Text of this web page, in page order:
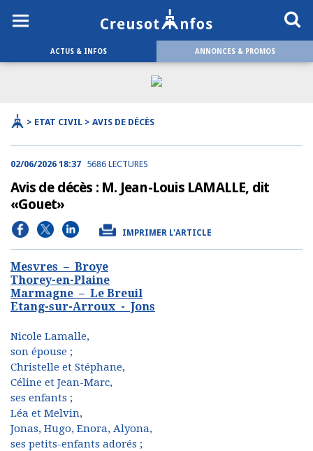
ACTUS & INFOS ANNONCES & PROMOS
> ETAT CIVIL > AVIS DE DÉCÈS
02/06/2026 18:37 5686 LECTURES
Avis de décès : M. Jean-Louis LAMALLE, dit
«Gouet»
IMPRIMER L'ARTICLE
Mesvres – Broye
Thorey-en-Plaine
Marmagne – Le Breuil
Etang-sur-Arroux - Jons
Nicole Lamalle,
son épouse ;
Christelle et Stéphane,
Céline et Jean-Marc,
ses enfants ;
Léa et Melvin,
Jonas, Hugo, Enora, Alyona,
ses petits-enfants adorés ;